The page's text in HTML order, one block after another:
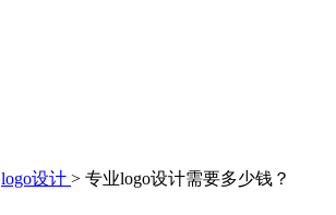
logo设计 > 专业logo设计需要多少钱？